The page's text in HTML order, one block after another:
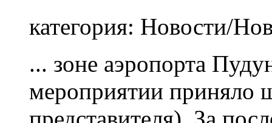
категория: Новости/
... зоне аэропорта
мероприятии приняло